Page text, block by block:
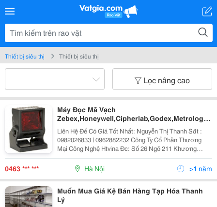
Thiết bị siêu thị Thiết bị siêu thị
Lọc nâng cao
Máy Đọc Mã Vạch
Zebex,Honeywell,Cipherlab,Godex,Metrologic
Giá Tốt
Liên Hệ Để Có Giá Tốt Nhất: Nguyễn Thị Thanh Sđt :
0982026833 | 0962882232 Công Ty Cổ Phần Thương
Mại Công Nghệ Htvina Đc: Số 26 Ngõ 211 Khương
Trung &Ndash; Thanh Xuân &Ndash; Hà Nội Yahoo
:Nguyenthanh6685 Website: Http://Sieuthiht.com |
0463 *** *** Hà Nội >1 năm
Muốn Mua Giá Kệ Bán Hàng Tạp Hóa Thanh
Lý